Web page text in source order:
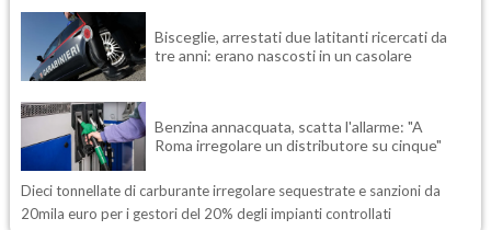
Bisceglie, arrestati due latitanti ricercati da
tre anni: erano nascosti in un casolare
Benzina annacquata, scatta l'allarme: "A
Roma irregolare un distributore su cinque"
Dieci tonnellate di carburante irregolare sequestrate e sanzioni da
20mila euro per i gestori del 20% degli impianti controllati